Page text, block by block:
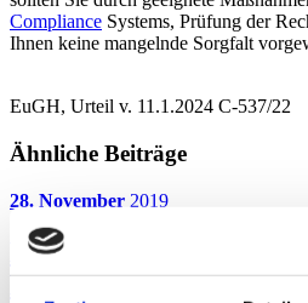
Compliance Systems, Prüfung der
Ihnen keine mangelnde Sorgfalt
EuGH, Urteil v. 11.1.2024 C-537/22
Ähnliche Beiträge
28. November 2019
Einbezug in
Bedeutung von „hätte